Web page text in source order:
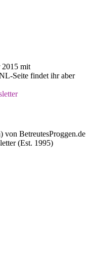
2015 mit
Seite findet ihr aber
BetreutesProggen.de
(Est. 1995)